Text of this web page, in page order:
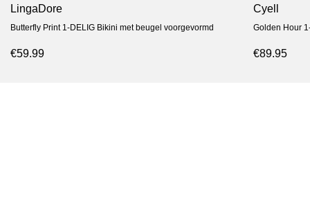
LingaDore
Butterfly Print 1-DELIG Bikini met beugel voorgevormd
€59.99
Cyell
Golden Hour
€89.95